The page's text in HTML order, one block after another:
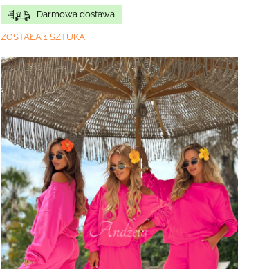
Darmowa dostawa
ZOSTAŁA 1 SZTUKA